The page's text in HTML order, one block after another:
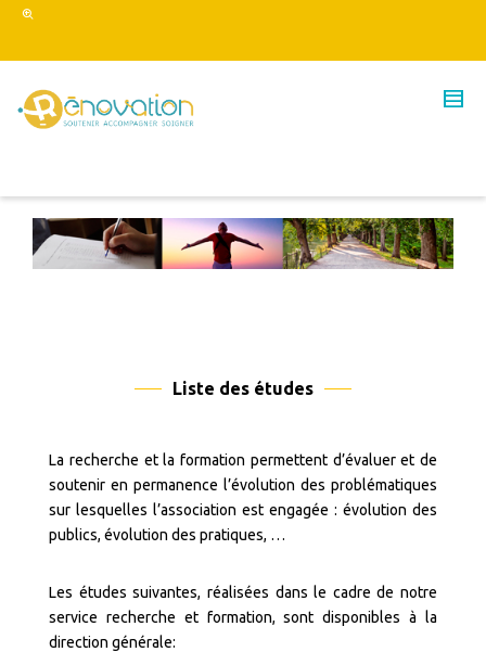
Liste des études
La recherche et la formation permettent d’évaluer et de
soutenir en permanence l’évolution des problématiques
sur lesquelles l’association est engagée : évolution des
publics, évolution des pratiques, …
Les études suivantes, réalisées dans le cadre de notre
service recherche et formation, sont disponibles à la
direction générale: